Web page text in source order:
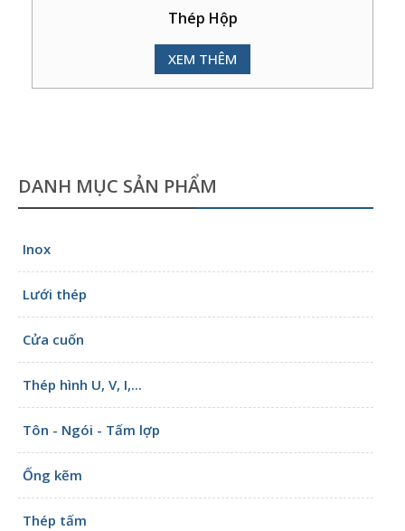
Thép Hộp
XEM THÊM
DANH MỤC SẢN PHẨM
Inox
Lưới thép
Cửa cuốn
Thép hình U, V, I,...
Tôn - Ngói - Tấm lợp
Ống kẽm
Thép tấm